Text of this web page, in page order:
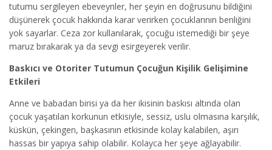
tutumu sergileyen ebeveynler, her şeyin en doğrusunu bildiğini
düşünerek çocuk hakkında karar verirken çocuklarının benliğini
yok sayarlar. Ceza zor kullanılarak, çocuğu istemediği bir şeye
maruz bırakarak ya da sevgi esirgeyerek verilir.
Baskıcı ve Otoriter Tutumun Çocuğun Kişilik Gelişimine
Etkileri
Anne ve babadan birisi ya da her ikisinin baskısı altında olan
çocuk yaşatılan korkunun etkisiyle, sessiz, uslu olmasına karşılık,
küskün, çekingen, başkasının etkisinde kolay kalabilen, aşırı
hassas bir yapıya sahip olabilir. Kolayca her şeye ağlayabilir.